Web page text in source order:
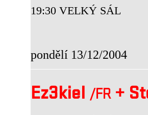
19:30 VELKÝ SÁL
pondělí 13/12/2004
Ez3kiel /FR +